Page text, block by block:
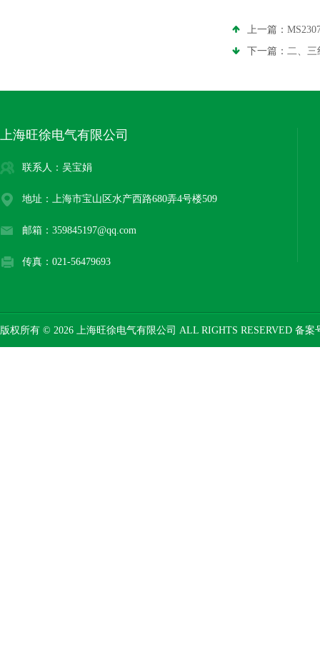
上一篇：
下一篇： 二、三
上海旺徐电气有限公司
联系人：吴宝娟
地址：上海市宝山区水产西路680弄4号楼509
邮箱：359845197@qq.com
传真：021-56479693
版权所有 © 2026 上海旺徐电气有限公司 ALL RIGHTS RESERVED 备案